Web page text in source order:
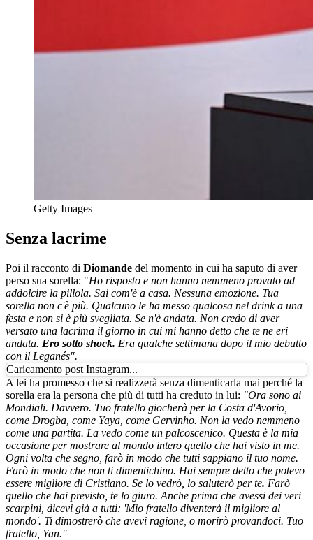
Getty Images
Senza lacrime
Poi il racconto di Diomande del momento in cui ha saputo di aver
perso sua sorella: "Ho risposto e non hanno nemmeno provato ad
addolcire la pillola. Sai com'è a casa. Nessuna emozione. Tua
sorella non c'è più. Qualcuno le ha messo qualcosa nel drink a una
festa e non si è più svegliata. Se n'è andata. Non credo di aver
versato una lacrima il giorno in cui mi hanno detto che te ne eri
andata. Ero sotto shock. Era qualche settimana dopo il mio debutto
con il Leganés".
Caricamento post Instagram...
A lei ha promesso che si realizzerà senza dimenticarla mai perché la
sorella era la persona che più di tutti ha creduto in lui: "Ora sono ai
Mondiali. Davvero. Tuo fratello giocherà per la Costa d'Avorio,
come Drogba, come Yaya, come Gervinho. Non la vedo nemmeno
come una partita. La vedo come un palcoscenico. Questa è la mia
occasione per mostrare al mondo intero quello che hai visto in me.
Ogni volta che segno, farò in modo che tutti sappiano il tuo nome.
Farò in modo che non ti dimentichino. Hai sempre detto che potevo
essere migliore di Cristiano. Se lo vedrò, lo saluterò per te. Farò
quello che hai previsto, te lo giuro. Anche prima che avessi dei veri
scarpini, dicevi già a tutti: 'Mio fratello diventerà il migliore al
mondo'. Ti dimostrerò che avevi ragione, o morirò provandoci. Tuo
fratello, Yan."